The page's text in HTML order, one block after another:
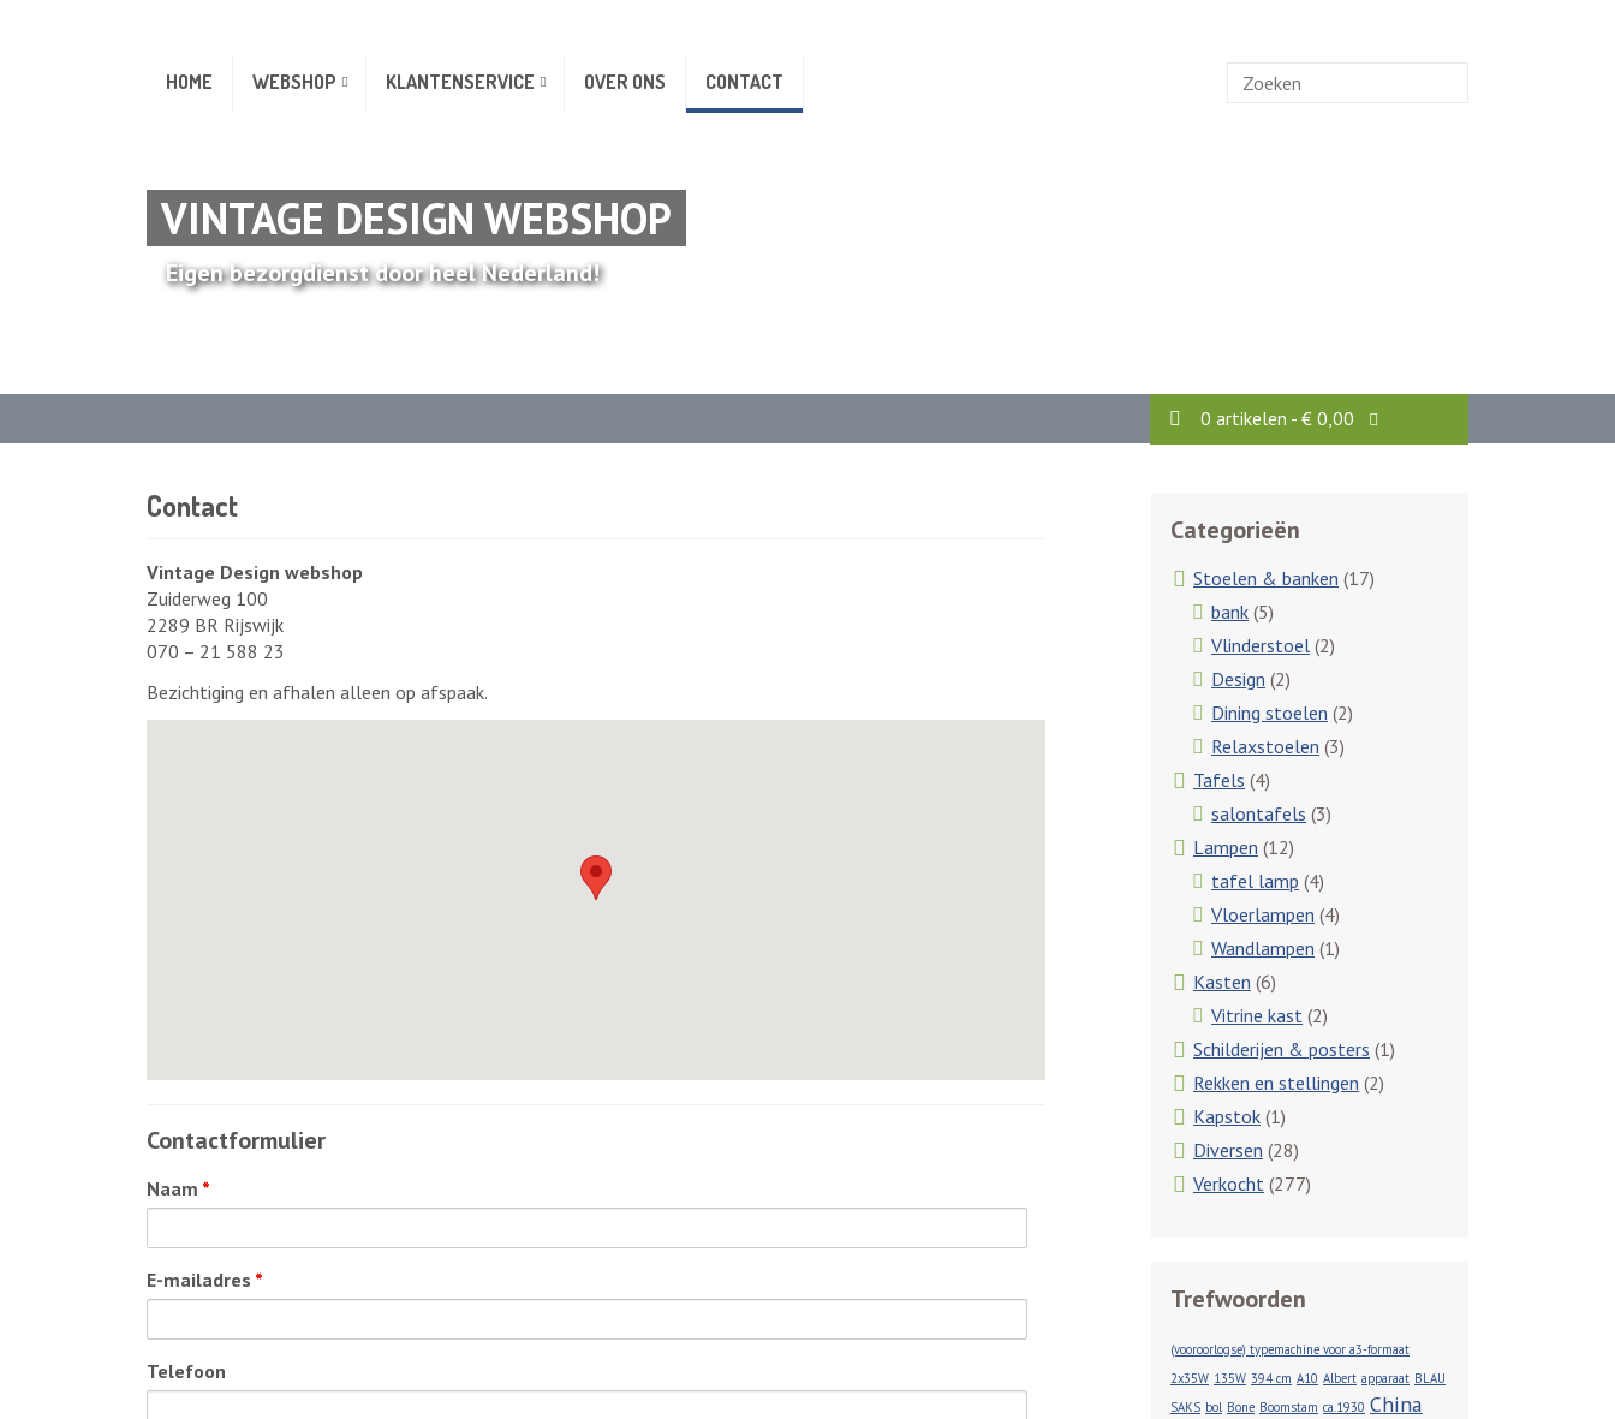
HOME WEBSHOP KLANTENSERVICE OVER ONS CONTACT
Zoek
VINTAGE DESIGN WEBSHOP
Eigen bezorgdienst door heel Nederland!
0 artikelen - € 0,00
Contact
Vintage Design webshop
Zuiderweg 100
2289 BR Rijswijk
070 – 21 588 23
Bezichtiging en afhalen alleen op afspaak.
Contactformulier
Naam *
E-mailadres *
Telefoon
Categorieën
Stoelen & banken (17)
bank (5)
Vlinderstoel (2)
Design (2)
Dining stoelen (2)
Relaxstoelen (3)
Tafels (4)
salontafels (3)
Lampen (12)
tafel lamp (4)
Vloerlampen (4)
Wandlampen (1)
Kasten (6)
Vitrine kast (2)
Schilderijen & posters (1)
Rekken en stellingen (2)
Kapstok (1)
Diversen (28)
Verkocht (277)
Trefwoorden
(vooroorlogse) typemachine voor a3-formaat
2x35W 135W 394 cm A10 Albert apparaat BLAU
SAKS bol Bone Boomstam ca.1930 China